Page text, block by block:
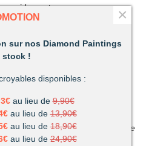
rapidement.
se compose de + 200
48 heures en point relais ou à
les diamants et les outils de
broderie diamants.
les meilleurs services et le
via notre tchat et Formulaire
meilleure expérience d'achat.
sur nos Diamond Paintings
stock !
disponibles :
3€au lieu de9,90€
au lieu de 13,90€
au lieu de18,90€
au lieu de 24,90€
×